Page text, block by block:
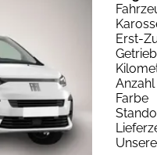
Erst-
Farbe